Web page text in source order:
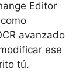
Editor
avanzado
ese
tú.